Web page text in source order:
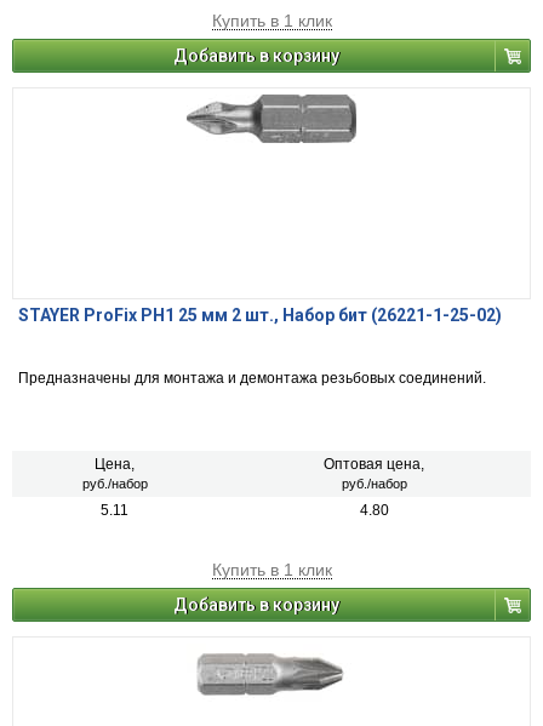
Купить в 1 клик
Добавить в корзину
STAYER ProFix PH1 25 мм 2 шт., Набор бит (26221-1-25-02)
Предназначены для монтажа и демонтажа резьбовых соединений.
Цена,
руб./набор
Оптовая цена,
руб./набор
5.11 4.80
Купить в 1 клик
Добавить в корзину